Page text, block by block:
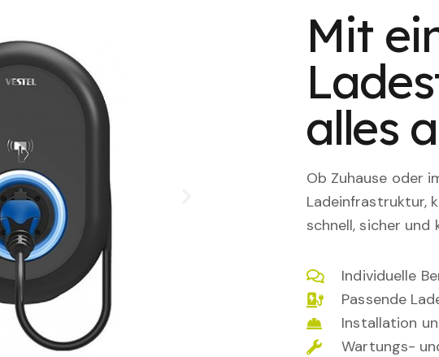
Mit
alles
Ob Zuhause oder
Ladeinfrastruktur,
schnell, sicher und
Individuelle
Passende
Installation
Wartungs-